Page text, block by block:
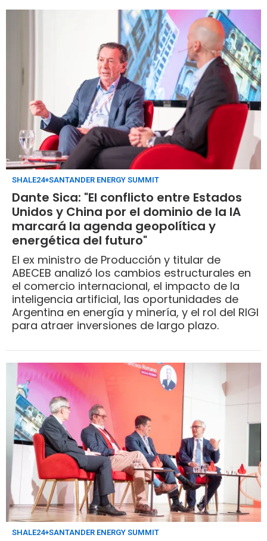
SHALE24+SANTANDER ENERGY SUMMIT
Dante Sica: "El conflicto entre Estados
Unidos y China por el dominio de la IA
marcará la agenda geopolítica y
energética del futuro"
El ex ministro de Producción y titular de
ABECEB analizó los cambios estructurales en
el comercio internacional, el impacto de la
inteligencia artificial, las oportunidades de
Argentina en energía y minería, y el rol del RIGI
para atraer inversiones de largo plazo.
SHALE24+SANTANDER ENERGY SUMMIT